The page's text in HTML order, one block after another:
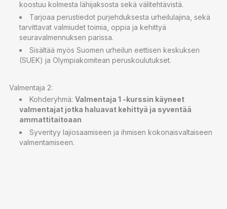
koostuu kolmesta lähijaksosta sekä välitehtävistä.
Tarjoaa perustiedot purjehduksesta urheilulajina, sekä
tarvittavat valmiudet toimia, oppia ja kehittyä
seuravalmennuksen parissa.
Sisältää myös Suomen urheilun eettisen keskuksen
(SUEK) ja Olympiakomitean peruskoulutukset.
Valmentaja 2:
Kohderyhmä: Valmentaja 1 -kurssin käyneet
valmentajat jotka haluavat kehittyä ja syventää
ammattitaitoaan
Syventyy lajiosaamiseen ja ihmisen kokonaisvaltaiseen
valmentamiseen.